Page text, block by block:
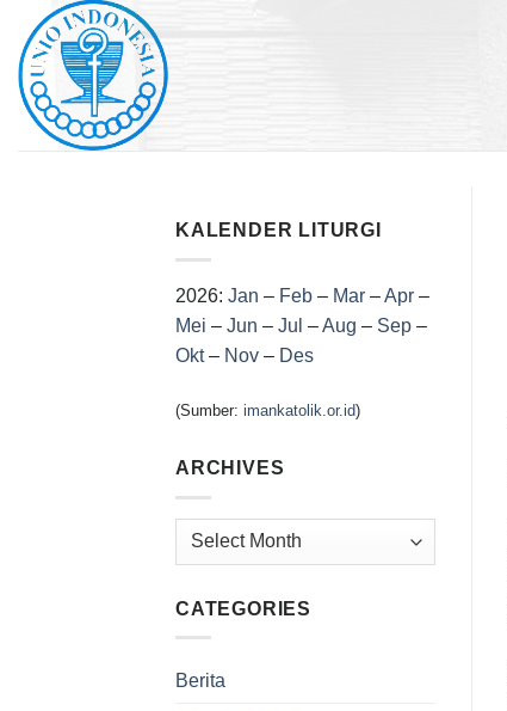
content
KALENDER LITURGI
2026: Jan – Feb – Mar –Apr –
Mei – Jun – Jul –Aug – Sep –
Okt– Nov – Des
(Sumber: imankatolik.or.id)
ARCHIVES
Archives
CATEGORIES
Berita